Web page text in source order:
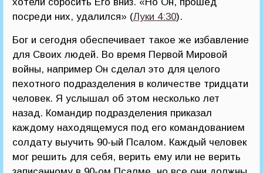
посреди них, удалился» (Луки 4:30).
Бог и сегодня обеспечивает такое же избавление
для Своих людей. Во время Первой Мировой
войны, например Он сделал это для целого
пехотного подразделения в количестве тридцати
человек. Я услышал об этом несколько лет
назад. Командир подразделения приказал
каждому находящемуся под его командованием
солдату выучить 90-ый Псалом. Каждый человек
мог решить для себя, верить ему или не верить